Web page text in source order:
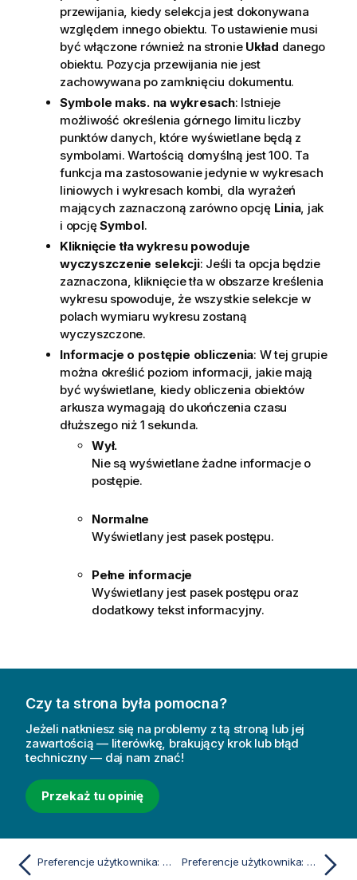
przewijania, kiedy selekcja jest dokonywana
względem innego obiektu. To ustawienie musi
być włączone również na stronie Układ danego
obiektu. Pozycja przewijania nie jest
zachowywana po zamknięciu dokumentu.
Symbole maks. na wykresach: Istnieje
możliwość określenia górnego limitu liczby
punktów danych, które wyświetlane będą z
symbolami. Wartością domyślną jest 100. Ta
funkcja ma zastosowanie jedynie w wykresach
liniowych i wykresach kombi, dla wyrażeń
mających zaznaczoną zarówno opcję Linia, jak
i opcję Symbol.
Kliknięcie tła wykresu powoduje
wyczyszczenie selekcji: Jeśli ta opcja będzie
zaznaczona, kliknięcie tła w obszarze kreślenia
wykresu spowoduje, że wszystkie selekcje w
polach wymiaru wykresu zostaną
wyczyszczone.
Informacje o postępie obliczenia: W tej grupie
można określić poziom informacji, jakie mają
być wyświetlane, kiedy obliczenia obiektów
arkusza wymagają do ukończenia czasu
dłuższego niż 1 sekunda.
Wył.
Nie są wyświetlane żadne informacje o
postępie.
Normalne
Wyświetlany jest pasek postępu.
Pełne informacje
Wyświetlany jest pasek postępu oraz
dodatkowy tekst informacyjny.
Czy ta strona była pomocna?
Jeżeli natkniesz się na problemy z tą stroną lub jej
zawartością — literówkę, brakujący krok lub błąd
techniczny — daj nam znać!
Przekaż tu opinię
Preferencje użytkownika: Projekt Preferencje użytkownika: Eksportuj